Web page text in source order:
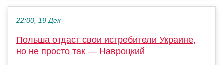
22:00, 19 Дек
Польша отдаст свои истребители Украине,
но не просто так — Навроцкий